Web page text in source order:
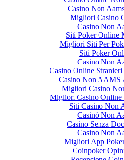
Casino Non
Migliori Casino
Casino Non
Siti Poker Online
Migliori Siti Per
Siti Poker
Casino Non
Casino Online
Casino Non AAMS
Migliori Casino
Migliori Casino
Siti Casino Non
Casinò Non
Casino Senza
Casino Non
Migliori App
Coinpoker